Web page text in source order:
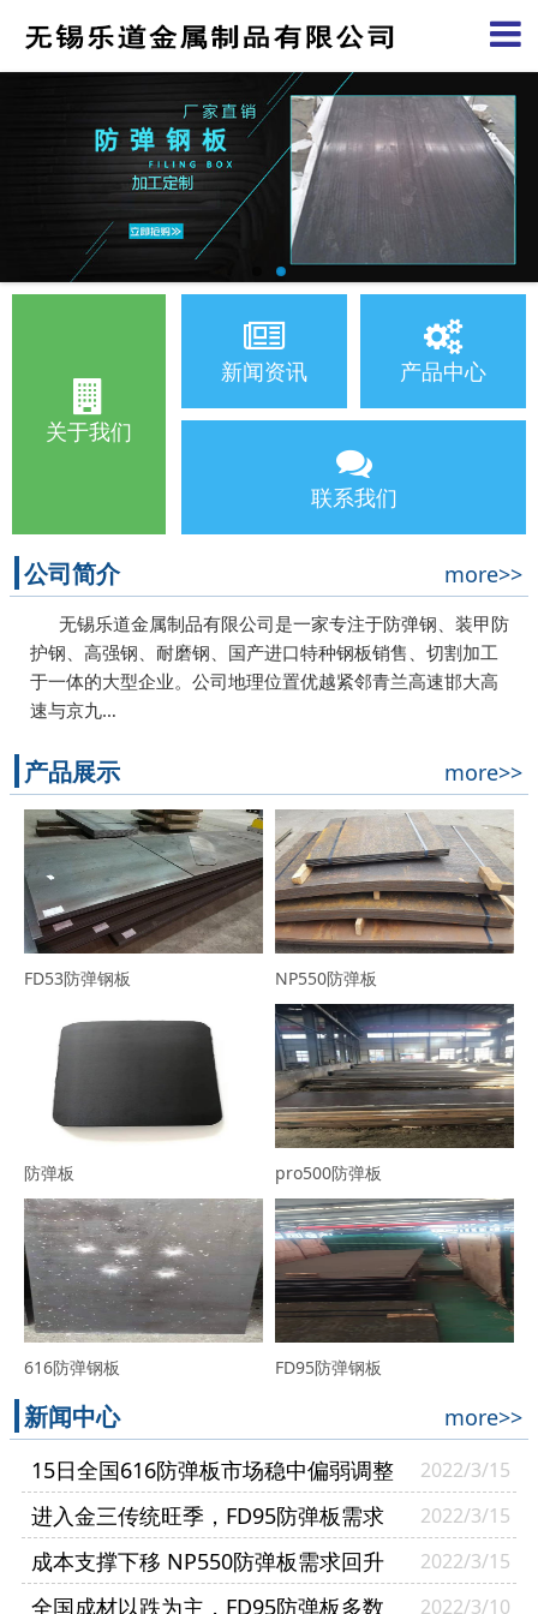
关于我们
新闻资讯 产品中心
联系我们
公司简介 more>>
无锡乐道金属制品有限公司是一家专注于防弹钢、装甲防
护钢、高强钢、耐磨钢、国产进口特种钢板销售、切割加工
于一体的大型企业。公司地理位置优越紧邻青兰高速邯大高
速与京九…
产品展示 more>>
FD53防弹钢板 NP550防弹板
防弹板 pro500防弹板
616防弹钢板 FD95防弹钢板
新闻中心
more>>
15日全国616防弹板市场稳中偏弱调整
2022/3/15
进入金三传统旺季，FD95防弹板需求
逐渐复苏
2022/3/15
成本支撑下移 NP550防弹板需求回升
幅度有限
2022/3/15
全国成材以跌为主，FD95防弹板多数 2022/3/10